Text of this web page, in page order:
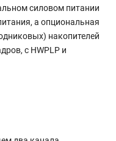
силовом питании
а опциональная
накопителей
с HWPLP и